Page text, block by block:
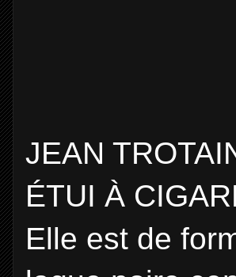
JEAN
ÉTUI À
Elle est de